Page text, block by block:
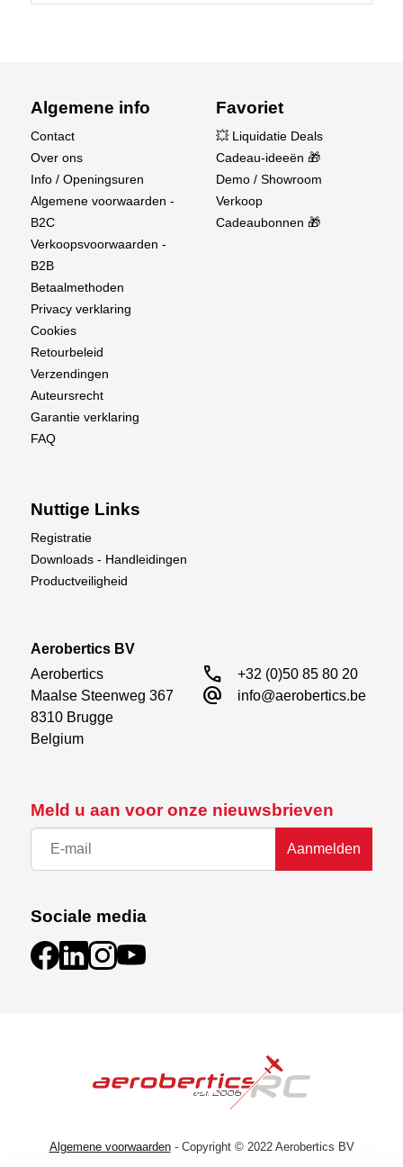
Meld u aan voor onze nieuwsbrieven
Aanmelden
Sociale media
Algemene info
Contact
Over ons
Info / Openingsuren
Algemene voorwaarden -
B2C
Verkoopsvoorwaarden -
B2B
Betaalmethoden
Privacy verklaring
Cookies
Retourbeleid
Verzendingen
Auteursrecht
Garantie verklaring
FAQ
Favoriet
💥 Liquidatie Deals
Cadeau-ideeën 🎁
Demo / Showroom
Verkoop
Cadeaubonnen 🎁
Nuttige Links
Registratie
Downloads - Handleidingen
Productveiligheid
Aerobertics BV
Aerobertics
Maalse Steenweg 367
8310 Brugge
Belgium
call +32 (0)50 85 80 20
alternate_email info@aerobertics.be
Algemene voorwaarden - Copyright © 2022 Aerobertics BV